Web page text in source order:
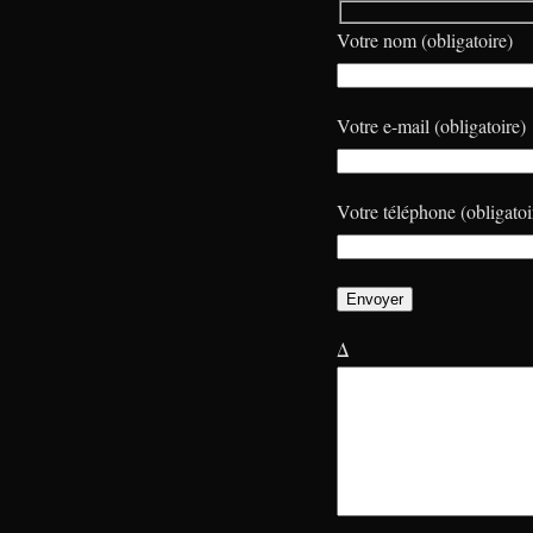
Votre nom (obligatoire)
Votre e-mail (obligatoire)
Votre téléphone
Δ